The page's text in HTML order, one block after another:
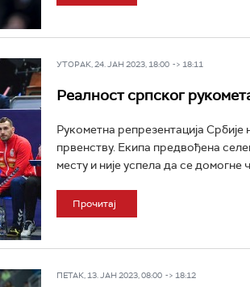
УТОРАК, 24. ЈАН 2023, 18:00 -> 18:11
Реалност српског
Рукометна репрезентација
првенству. Екипа предвођена
месту и није успела да се домогне
Прочитај
ПЕТАК, 13. ЈАН 2023, 08:00 -> 18:12